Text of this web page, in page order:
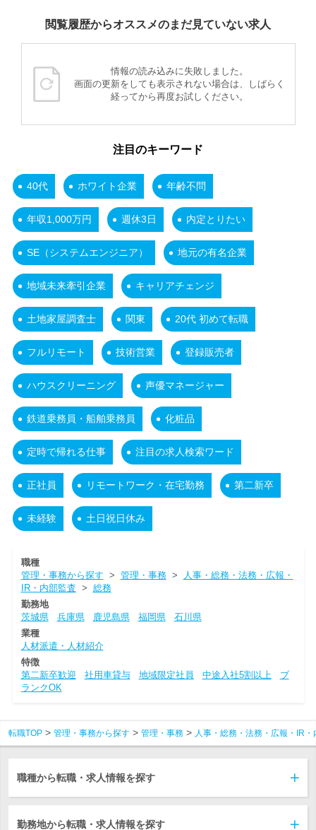
閲覧履歴からオススメのまだ見ていない求人
情報の読み込みに失敗しました。
画面の更新をしても表示されない場合は、しばらく
経ってから再度お試しください。
注目のキーワード
40代 ホワイト企業 年齢不問
年収1,000万円 週休3日 内定とりたい
SE（システムエンジニア） 地元の有名企業
地域未来牽引企業 キャリアチェンジ
土地家屋調査士 関東 20代 初めて転職
フルリモート 技術営業 登録販売者
ハウスクリーニング 声優マネージャー
鉄道乗務員・船舶乗務員 化粧品
定時で帰れる仕事 注目の求人検索ワード
正社員 リモートワーク・在宅勤務 第二新卒
未経験 土日祝日休み
職種
管理・事務から探す > 管理・事務>
人事・総務・法務・広報・
IR・内部監査 > 総務
勤務地
茨城県
兵庫県 鹿児島県 福岡県
石川県
業種
人材派遣・人材紹介
特徴
第二新卒歓迎
社用車貸与 地域限定社員 中途入社5割以上
ブ
ランクOK
転職TOP 管理・事務から探す 管理・事務 人事・総務・法務・広報・IR・
職種から転職・求人情報を探す
勤務地から転職・求人情報を探す